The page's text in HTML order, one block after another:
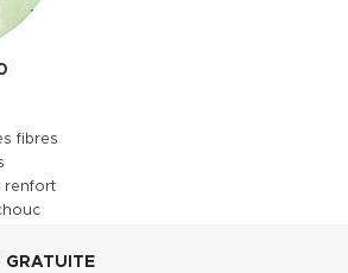
fibres
renfort
GRATUITE